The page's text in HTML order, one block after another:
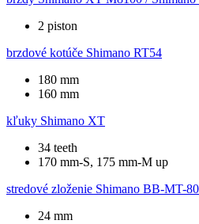
2 piston
brzdové kotúče Shimano RT54
180 mm
160 mm
kľuky Shimano XT
34 teeth
170 mm-S, 175 mm-M up
stredové zloženie Shimano BB-MT-
24 mm